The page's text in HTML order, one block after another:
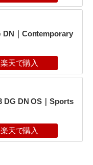
DN｜Contemporary
楽天で購入
DG DN OS｜Sports
楽天で購入